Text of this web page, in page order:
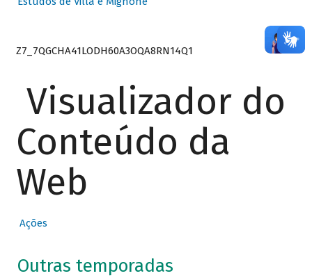
Z7_7QGCHA41LODH60A3OQA8RN14Q1
Visualizador do
Conteúdo da
Web
Ações
Outras temporadas